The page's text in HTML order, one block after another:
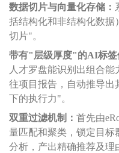
数据切片与向量化存储：
括结构化和非结构化数
切片"。
带有"层级厚度"的AI标签
人才罗盘能识别出组合
往项目报告，自动推导出
下的执行力"。
双重过滤机制： 首先由
量匹配和聚类，锁定目标
分析，产出精确推荐及理